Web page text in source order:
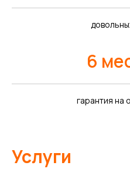
6
гарантия на
Услуги